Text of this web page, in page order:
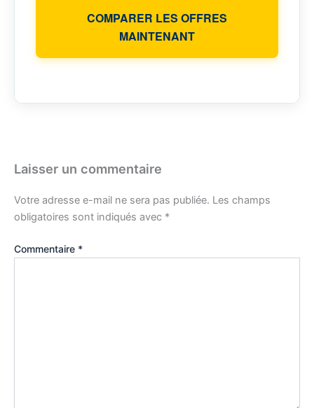
COMPARER LES OFFRES
MAINTENANT
Laisser un commentaire
Votre adresse e-mail ne sera pas publiée. Les champs
obligatoires sont indiqués avec *
Commentaire *